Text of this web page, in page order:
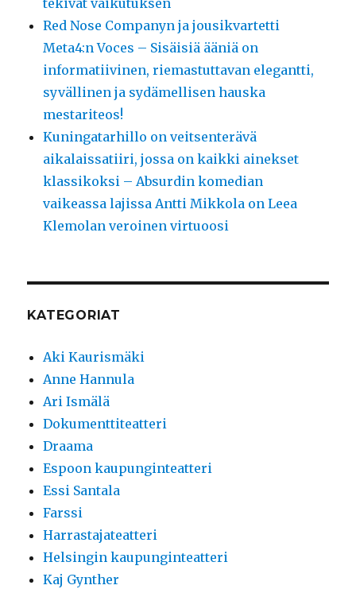
tekivät vaikutuksen
Red Nose Companyn ja jousikvartetti
Meta4:n Voces – Sisäisiä ääniä on
informatiivinen, riemastuttavan elegantti,
syvällinen ja sydämellisen hauska
mestariteos!
Kuningatarhillo on veitsenterävä
aikalaissatiiri, jossa on kaikki ainekset
klassikoksi – Absurdin komedian
vaikeassa lajissa Antti Mikkola on Leea
Klemolan veroinen virtuoosi
KATEGORIAT
Aki Kaurismäki
Anne Hannula
Ari Ismälä
Dokumenttiteatteri
Draama
Espoon kaupunginteatteri
Essi Santala
Farssi
Harrastajateatteri
Helsingin kaupunginteatteri
Kaj Gynther